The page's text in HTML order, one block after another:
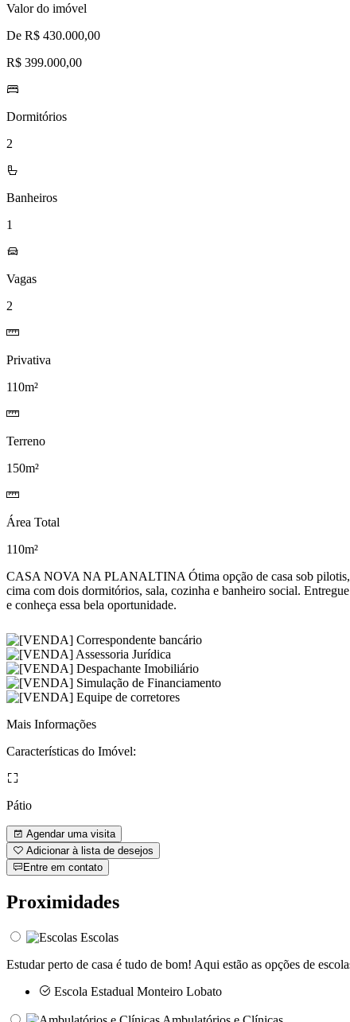
Valor do imóvel
De R$ 430.000,00
R$ 399.000,00
Dormitórios
2
Banheiros
1
Vagas
2
Privativa
110m²
Terreno
150m²
Área Total
110m²
CASA NOVA NA PLANALTINA Ótima opção de casa sob pilotis,
cima com dois dormitórios, sala, cozinha e banheiro social.
e conheça essa bela oportunidade.
Mais Informações
Características do Imóvel:
Pátio
Agendar uma visita
Adicionar à lista de desejos
Entre em contato
Proximidades
Escolas
Estudar perto de casa é tudo de bom! Aqui estão as opções de
Escola Estadual Monteiro Lobato